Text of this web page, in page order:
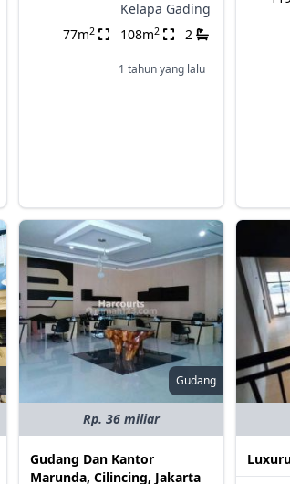
Kelapa Gading
77m2 108m2 2
1 tahun yang lalu
Gudang
Rp. 36 miliar
Gudang Dan Kantor
Marunda, Cilincing, Jakarta